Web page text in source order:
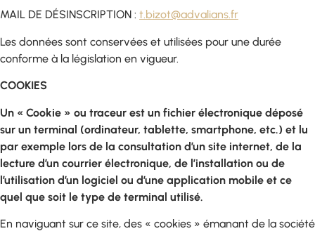
MAIL DE DÉSINSCRIPTION : t.bizot@advalians.fr
Les données sont conservées et utilisées pour une durée
conforme à la législation en vigueur.
COOKIES
Un « Cookie » ou traceur est un fichier électronique déposé
sur un terminal (ordinateur, tablette, smartphone, etc.) et lu
par exemple lors de la consultation d’un site internet, de la
lecture d’un courrier électronique, de l’installation ou de
l’utilisation d’un logiciel ou d’une application mobile et ce
quel que soit le type de terminal utilisé.
En naviguant sur ce site, des « cookies » émanant de la société